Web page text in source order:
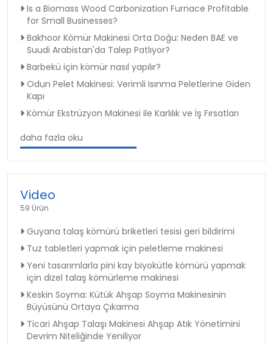
Is a Biomass Wood Carbonization Furnace Profitable
for Small Businesses?
Bakhoor Kömür Makinesi Orta Doğu: Neden BAE ve
Suudi Arabistan'da Talep Patlıyor?
Barbekü için kömür nasıl yapılır?
Odun Pelet Makinesi: Verimli Isınma Peletlerine Giden
Kapı
Kömür Ekstrüzyon Makinesi ile Karlılık ve İş Fırsatları
daha fazla oku
Video
59 Ürün
Guyana talaş kömürü briketleri tesisi geri bildirimi
Tuz tabletleri yapmak için peletleme makinesi
Yeni tasarımlarla pini kay biyokütle kömürü yapmak
için dizel talaş kömürleme makinesi
Keskin Soyma: Kütük Ahşap Soyma Makinesinin
Büyüsünü Ortaya Çıkarma
Ticari Ahşap Talaşı Makinesi Ahşap Atık Yönetimini
Devrim Niteliğinde Yeniliyor